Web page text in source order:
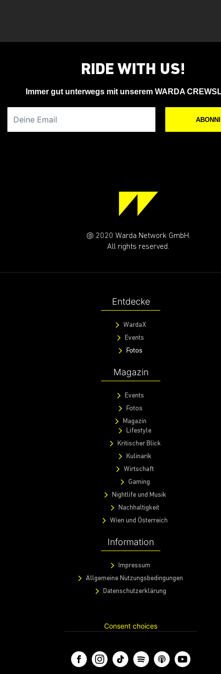
RIDE WITH US!
Immer gut unterwegs mit unserem WARDA
@ 2020 Warda Network GmbH.
All rights reserved.
Entdecke
WardaX
Events
Fotos
Magazin
Events
Fotos
Magazin
Lifestyle
Kritischer Blick
Kulinarik
Wirtschaft
Gaming
Nightlife und Musik
Nachhaltigkeit
Wien und Österreich
Information
Impressum
Allgemeine Nutzungsbedingungen
Datenschutzerklärung
Consent choices